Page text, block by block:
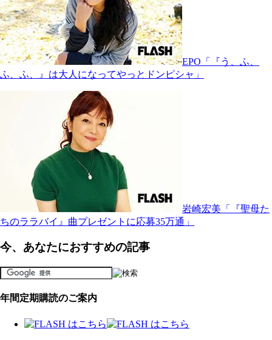
EPO「『う、ふ、
ふ、ふ、』は大人になってやっとドンピシャ」
岩崎宏美「『聖母た
ちのララバイ』曲プレゼントに応募35万通」
今、あなたにおすすめの記事
年間定期購読のご案内